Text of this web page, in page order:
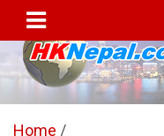
content
hknepal, hknepal.com, hk
Home